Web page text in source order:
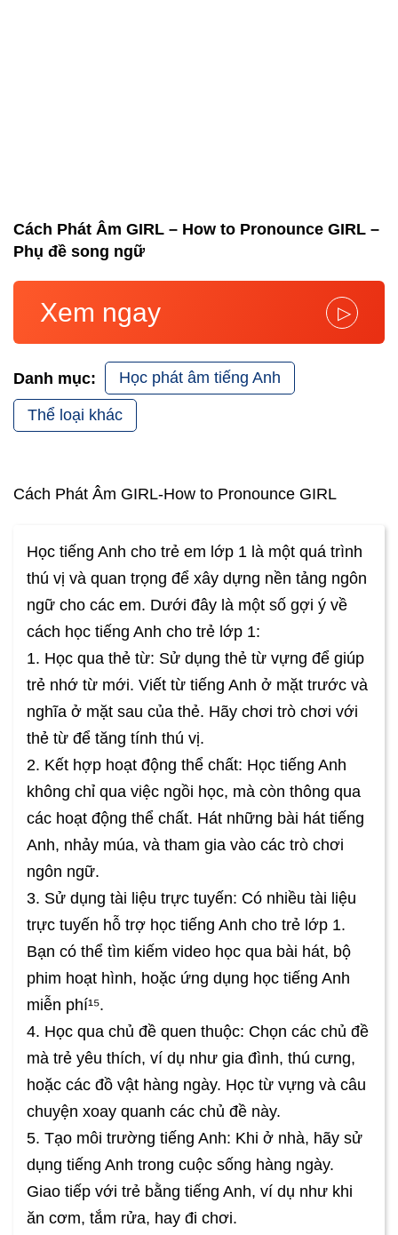
Cách Phát Âm GIRL – How to Pronounce GIRL –
Phụ đề song ngữ
Danh mục: Học phát âm tiếng Anh
Thể loại khác
Xem ngay ▷
Cách Phát Âm GIRL-How to Pronounce GIRL
Học tiếng Anh cho trẻ em lớp 1 là một quá trình
thú vị và quan trọng để xây dựng nền tảng ngôn
ngữ cho các em. Dưới đây là một số gợi ý về
cách học tiếng Anh cho trẻ lớp 1:
1. Học qua thẻ từ: Sử dụng thẻ từ vựng để giúp
trẻ nhớ từ mới. Viết từ tiếng Anh ở mặt trước và
nghĩa ở mặt sau của thẻ. Hãy chơi trò chơi với
thẻ từ để tăng tính thú vị.
2. Kết hợp hoạt động thể chất: Học tiếng Anh
không chỉ qua việc ngồi học, mà còn thông qua
các hoạt động thể chất. Hát những bài hát tiếng
Anh, nhảy múa, và tham gia vào các trò chơi
ngôn ngữ.
3. Sử dụng tài liệu trực tuyến: Có nhiều tài liệu
trực tuyến hỗ trợ học tiếng Anh cho trẻ lớp 1.
Bạn có thể tìm kiếm video học qua bài hát, bộ
phim hoạt hình, hoặc ứng dụng học tiếng Anh
miễn phí¹⁵.
4. Học qua chủ đề quen thuộc: Chọn các chủ đề
mà trẻ yêu thích, ví dụ như gia đình, thú cưng,
hoặc các đồ vật hàng ngày. Học từ vựng và câu
chuyện xoay quanh các chủ đề này.
5. Tạo môi trường tiếng Anh: Khi ở nhà, hãy sử
dụng tiếng Anh trong cuộc sống hàng ngày.
Giao tiếp với trẻ bằng tiếng Anh, ví dụ như khi
ăn cơm, tắm rửa, hay đi chơi.